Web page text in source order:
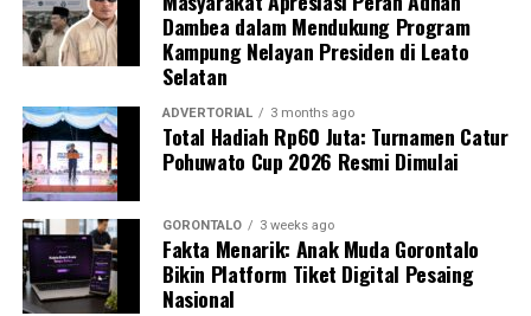
pelayanan Cek Kesehatan Gratis (CKG), meliputi
pengukuran tekanan darah, cek kadar gula darah, dan
penapisan faktor risiko penyakit tidak menular (PTM)
sebagai upaya promotif-preventif.
Perwakilan DPL KKN-PK, Dr. dr. Vivien Novarina A.
Kasim, M.Kes., menegaskan bahwa keterlibatan
mahasiswa merupakan bentuk perwujudan Tri Dharma
Perguruan Tinggi dalam mengawal transformasi
layanan kesehatan primer.
Dambea dalam Mendukung Program
Kampung Nelayan Presiden di Leato
Selatan
ADVERTORIAL 3 months ago
Total Hadiah Rp60 Juta: Turnamen Catur
Pohuwato Cup 2026 Resmi Dimulai
GORONTALO 3 weeks ago
Fakta Menarik: Anak Muda Gorontalo
Bikin Platform Tiket Digital Pesaing
Nasional